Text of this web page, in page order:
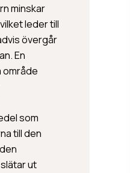
minskar
leder till
övergår
En
område
som
till den
ut